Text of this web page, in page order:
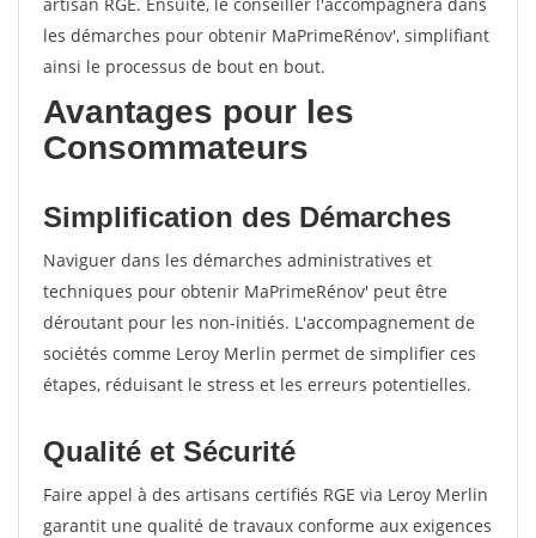
les démarches pour obtenir MaPrimeRénov', simplifiant
ainsi le processus de bout en bout.
Avantages pour les
Consommateurs
Simplification des Démarches
Naviguer dans les démarches administratives et
techniques pour obtenir MaPrimeRénov' peut être
déroutant pour les non-initiés. L'accompagnement de
sociétés comme Leroy Merlin permet de simplifier ces
étapes, réduisant le stress et les erreurs potentielles.
Qualité et Sécurité
Faire appel à des artisans certifiés RGE via Leroy Merlin
garantit une qualité de travaux conforme aux exigences